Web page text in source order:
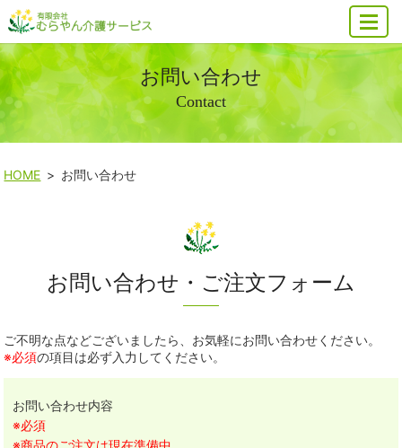
MENU
お問い合わせ
Contact
HOME お問い合わせ
お問い合わせ・ご注文フォーム
ご不明な点などございましたら、お気軽にお問い合わせください。
※必須の項目は必ず入力してください。
お問い合わせ内容
※必須